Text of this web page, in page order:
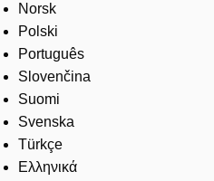
Norsk
Polski
Português
Slovenčina
Suomi
Svenska
Türkçe
Ελληνικά